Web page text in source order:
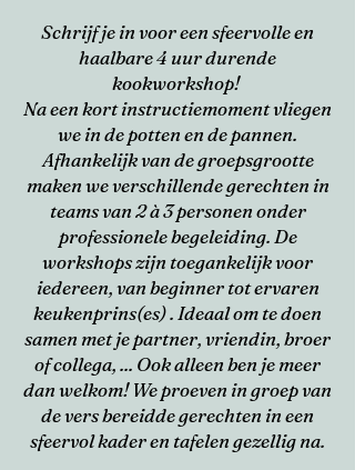
Schrijf je in voor een sfeervolle en
haalbare 4 uur durende
kookworkshop!
Na een kort instructiemoment vliegen
we in de potten en de pannen.
Afhankelijk van de groepsgrootte
maken we verschillende gerechten in
teams van 2 à 3 personen onder
professionele begeleiding. De
workshops zijn toegankelijk voor
iedereen, van beginner tot ervaren
keukenprins(es) . Ideaal om te doen
samen met je partner, vriendin, broer
of collega, ... Ook alleen ben je meer
dan welkom! We proeven in groep van
de vers bereidde gerechten in een
sfeervol kader en tafelen gezellig na.